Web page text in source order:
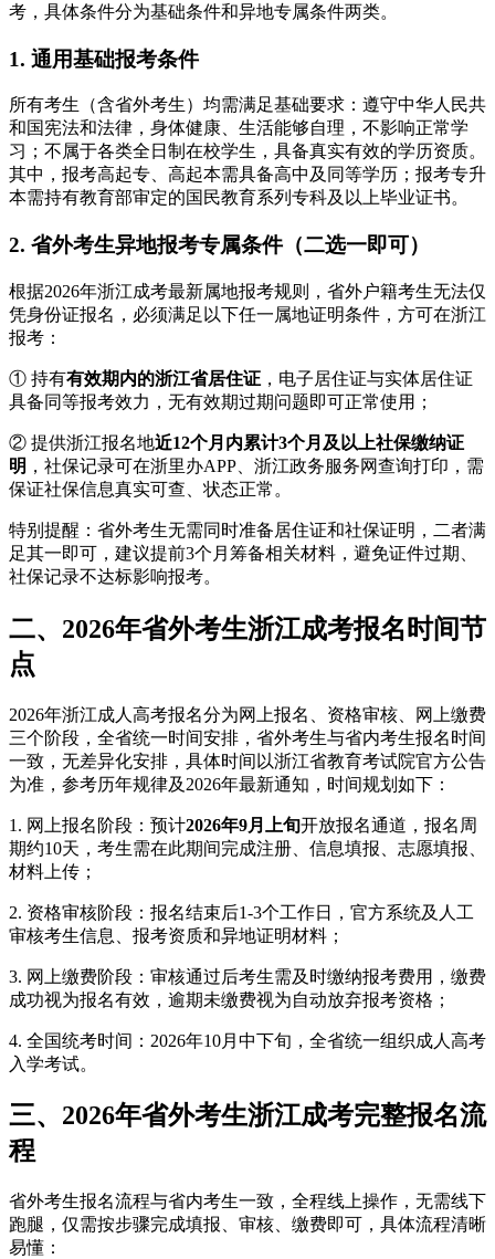
考，具体条件分为基础条件和异地专属条件两类。
1. 通用基础报考条件
所有考生（含省外考生）均需满足基础要求：遵守中华人民共
和国宪法和法律，身体健康、生活能够自理，不影响正常学
习；不属于各类全日制在校学生，具备真实有效的学历资质。
其中，报考高起专、高起本需具备高中及同等学历；报考专升
本需持有教育部审定的国民教育系列专科及以上毕业证书。
2. 省外考生异地报考专属条件（二选一即可）
根据2026年浙江成考最新属地报考规则，省外户籍考生无法仅
凭身份证报名，必须满足以下任一属地证明条件，方可在浙江
报考：
① 持有有效期内的浙江省居住证 ，电子居住证与实体居住证
具备同等报考效力，无有效期过期问题即可正常使用；
② 提供浙江报名地近12个月内累计3个月及以上社保缴纳证
明 ，社保记录可在浙里办APP、浙江政务服务网查询打印，需
保证社保信息真实可查、状态正常。
特别提醒：省外考生无需同时准备居住证和社保证明，二者满
足其一即可，建议提前3个月筹备相关材料，避免证件过期、
社保记录不达标影响报考。
二、2026年省外考生浙江成考报名时间节
点
2026年浙江成人高考报名分为网上报名、资格审核、网上缴费
三个阶段，全省统一时间安排，省外考生与省内考生报名时间
一致，无差异化安排，具体时间以浙江省教育考试院官方公告
为准，参考历年规律及2026年最新通知，时间规划如下：
1. 网上报名阶段：预计2026年9月上旬开放报名通道，报名周
期约10天，考生需在此期间完成注册、信息填报、志愿填报、
材料上传；
2. 资格审核阶段：报名结束后1-3个工作日，官方系统及人工
审核考生信息、报考资质和异地证明材料；
3. 网上缴费阶段：审核通过后考生需及时缴纳报考费用，缴费
成功视为报名有效，逾期未缴费视为自动放弃报考资格；
4. 全国统考时间：2026年10月中下旬，全省统一组织成人高考
入学考试。
三、2026年省外考生浙江成考完整报名流
程
省外考生报名流程与省内考生一致，全程线上操作，无需线下
跑腿，仅需按步骤完成填报、审核、缴费即可，具体流程清晰
易懂：